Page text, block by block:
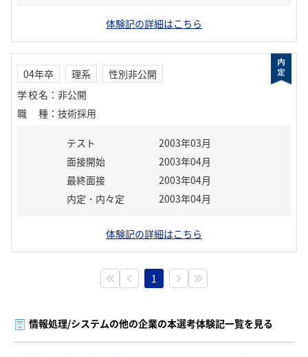
体験記の詳細はこちら
04年卒 理系
性別非公開
学校名 ： 非公開
職種 ： 技術採用
テスト
2003年03月
面接開始
2003年04月
最終面接
2003年04月
内定・内々定
2003年04月
体験記の詳細はこちら
1
情報処理/システムの他の企業の本選考体験記一覧を見る